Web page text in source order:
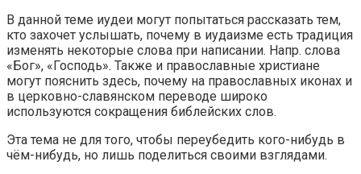
В данной теме иудеи могут попытаться рассказать тем,
кто захочет услышать, почему в иудаизме есть традиция
изменять некоторые слова при написании. Напр. слова
«Бог», «Господь». Также и православные христиане
могут пояснить здесь, почему на православных иконах и
в церковно-славянском переводе широко
используются сокращения библейских слов.
Эта тема не для того, чтобы переубедить кого-нибудь в
чём-нибудь, но лишь поделиться своими взглядами.